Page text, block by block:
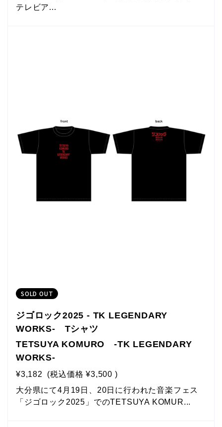
テレビア...
SOLD OUT
ジゴロック2025 - TK LEGENDARY
WORKS- Tシャツ
TETSUYA KOMURO -TK LEGENDARY
WORKS-
¥3,182 (税込価格 ¥3,500 )
大分県にて4月19日、20日に行われた音楽フェス
「ジゴロック2025」でのTETSUYA KOMUR...